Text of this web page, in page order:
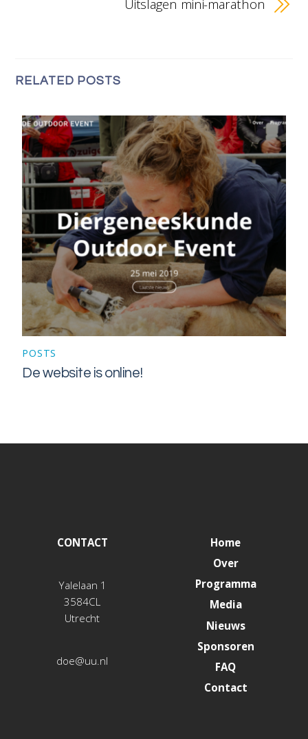
Uitslagen mini-marathon
RELATED POSTS
POSTS
De website is online!
CONTACT
Yalelaan 1
3584CL
Utrecht
doe@uu.nl
Home
Over
Programma
Media
Nieuws
Sponsoren
FAQ
Contact